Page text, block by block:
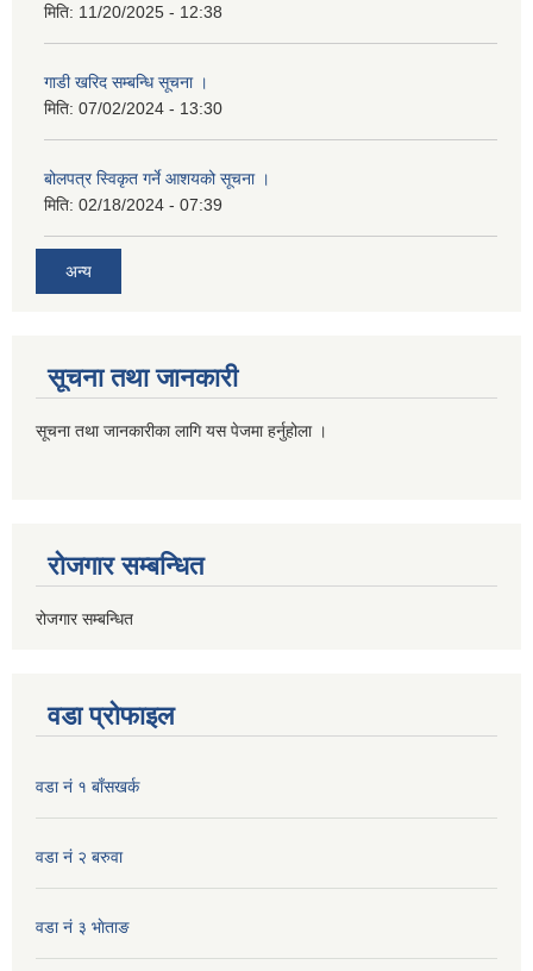
मिति: 11/20/2025 - 12:38
गाडी खरिद सम्बन्धि सूचना ।
मिति: 07/02/2024 - 13:30
बोलपत्र स्विकृत गर्ने आशयको सूचना ।
मिति: 02/18/2024 - 07:39
अन्य
सूचना तथा जानकारी
सूचना तथा जानकारीका लागि यस पेजमा हर्नुहोला ।
रोजगार सम्बन्धित
रोजगार सम्बन्धित
वडा प्रोफाइल
वडा नं १ बाँसखर्क
वडा नं २ बरुवा
वडा नं ३ भाेताङ